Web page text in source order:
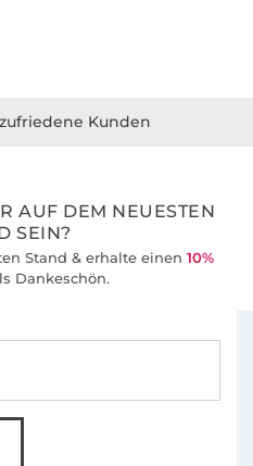
Kunden
AUF DEM NEUESTEN
SEIN?
Stand & erhalte einen 10%
Dankeschön.